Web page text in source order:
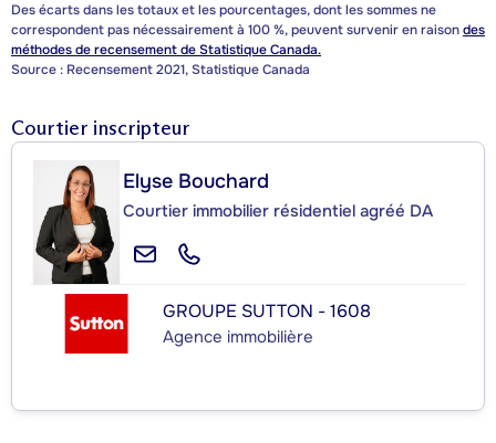
Des écarts dans les totaux et les pourcentages, dont les sommes ne
correspondent pas nécessairement à 100 %, peuvent survenir en raisondes
méthodes de recensement de Statistique Canada.
Source : Recensement 2021, Statistique Canada
Courtier inscripteur
Elyse Bouchard
Courtier immobilier résidentiel agréé DA
GROUPE SUTTON - 1608
Agence immobilière